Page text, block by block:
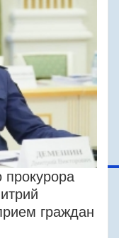
прокурора
граждан